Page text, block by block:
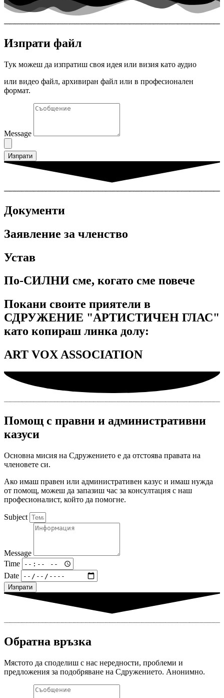
Изпрати файл
Тук можеш да изпратиш своя идея или визия като аудио
или видео файл, архивиран файл или в професионален
формат.
Message
Изпрати
Документи
Заявление за членство
Устав
По-СИЛНИ сме, когато сме повече
Покани своите приятели в
СДРУЖЕНИЕ "АРТИСТИЧЕН ГЛАС"
като копираш линка долу:
ART VOX ASSOCIATION
Помощ с правни и административни
казуси
Основна мисия на Сдружението е да отстоява правата на
членовете си.
Ако имаш правен или административен казус и имаш нужда
от помощ, можеш да запазиш час за консултация с наш
професионалист, който да помогне.
Subject
Message
Time
Date
Изпрати
Обратна връзка
Мястото да споделиш с нас нередности, проблеми и
предложения за подобряване на Сдружението. Анонимно.